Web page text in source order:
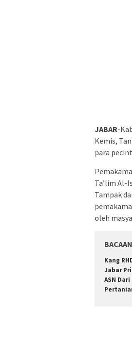
JABAR-
Kemis,
para
Ta’lim Al-
Tampak
oleh
Kang
Jabar
ASN